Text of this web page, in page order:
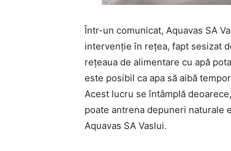
Într-un comunicat, Aquavas SA
intervenție în rețea, fapt sesizat
rețeaua de alimentare cu apă
este posibil ca apa să aibă
Acest lucru se întâmplă
poate antrena depuneri naturale
Aquavas SA Vaslui.